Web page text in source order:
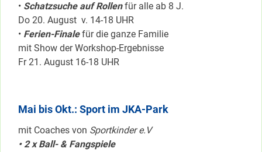
• Schatzsuche auf Rollenfür alle ab 8 J.
Do 20. August v. 14-18 UHR
• Ferien-Finalefür die ganze Familie
mit Show der Workshop-Ergebnisse
Fr 21. August 16-18 UHR
Mai bis Okt.: Sport im JKA-Park
mit Coaches von Sportkinder e.V
• 2 x Ball- & Fangspiele